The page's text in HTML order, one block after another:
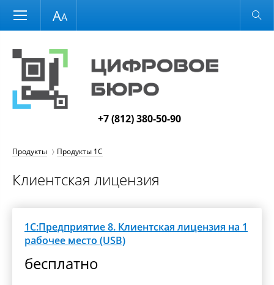
Размер шрифта Обычная версия
+7 (812) 380-50-90
Продукты Продукты 1С
Клиентская лицензия
1С:Предприятие 8. Клиентская лицензия на 1
рабочее место (USB)
бесплатно